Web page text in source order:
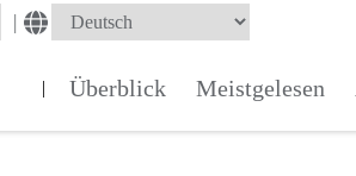
|
| Überblick Meistgelesen